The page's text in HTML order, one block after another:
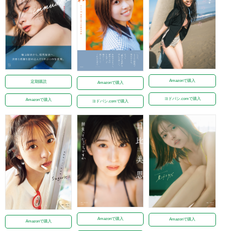
定期購読
Amazonで購入
Amazonで購入
ヨドバシ.comで購入
Amazonで購入
ヨドバシ.comで購入
Amazonで購入
Amazonで購入 Amazonで購入